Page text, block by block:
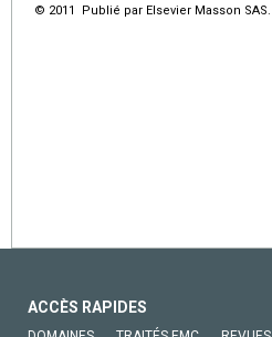
© 2011 Publié par Elsevier Masson SAS.
ACCÈS RAPIDES